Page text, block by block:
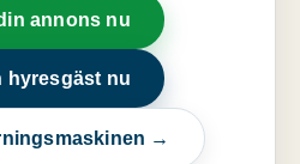
annons nu
hyresgäst nu
→